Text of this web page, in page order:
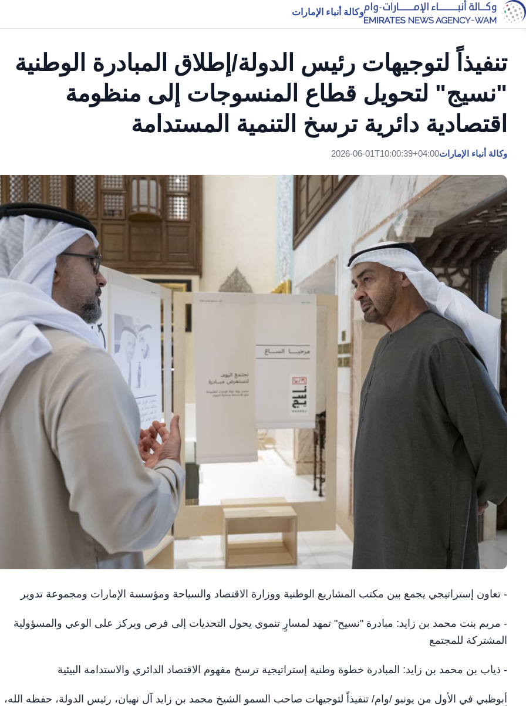
وكالة أنباء الإمارات
تنفيذاً لتوجيهات رئيس الدولة/إطلاق المبادرة الوطنية
"نسيج" لتحويل قطاع المنسوجات إلى منظومة
اقتصادية دائرية ترسخ التنمية المستدامة
وكالة أنباء الإمارات2026-06-01T10:00:39+04:00
- تعاون إستراتيجي يجمع بين مكتب المشاريع الوطنية ووزارة الاقتصاد والسياحة ومؤسسة الإمارات ومجموعة تدوير
- مريم بنت محمد بن زايد: مبادرة "نسيح" تمهد لمسارٍ تنموي يحول التحديات إلى فرص ويركز على الوعي والمسؤولية
المشتركة للمجتمع
- ذياب بن محمد بن زايد: المبادرة خطوة وطنية إستراتيجية ترسخ مفهوم الاقتصاد الدائري والاستدامة البيئية
أبوظبي في الأول من يونيو /وام/ تنفيذاً لتوجيهات صاحب السمو الشيخ محمد بن زايد آل نهيان، رئيس الدولة، حفظه الله،